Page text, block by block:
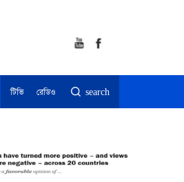
টিভি রেডিও search